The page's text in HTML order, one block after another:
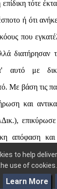
to help
use of cookies.
Learn More